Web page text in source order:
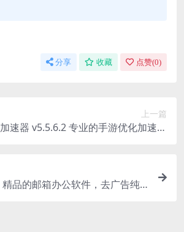
分享 收藏 点赞(0)
上一篇
速器 v5.5.6.2 专业的手游优化加速软
品的邮箱办公软件，去广告纯